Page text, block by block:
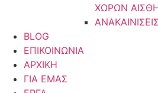
ΧΩΡΩΝ
BLOG
ΕΠΙΚΟΙΝΩΝΙΑ
ΑΡΧΙΚΗ
ΓΙΑ ΕΜΑΣ